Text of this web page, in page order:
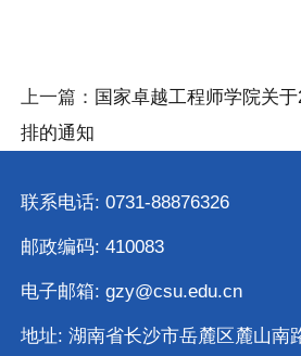
上一篇： 国家卓越工程师学院关
排的通知
联系电话: 0731-88876326
邮政编码: 410083
电子邮箱: gzy@csu.edu.cn
地址: 湖南省长沙市岳麓区麓山南